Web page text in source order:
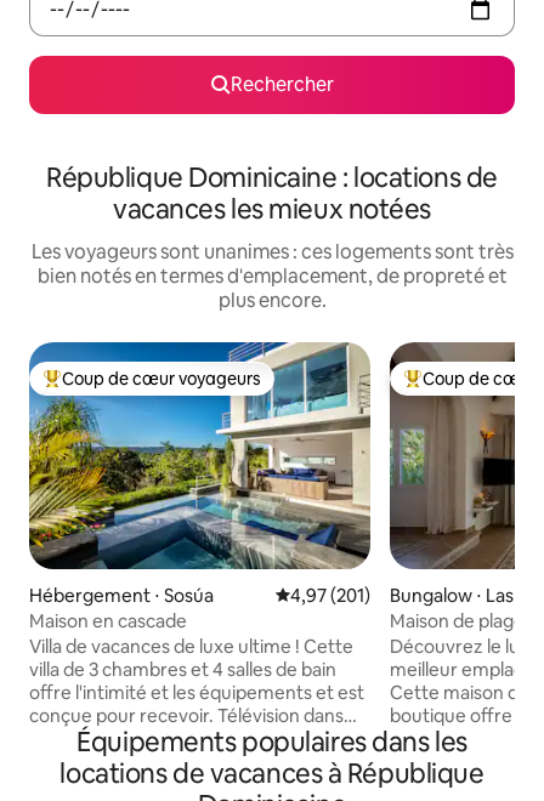
Rechercher
République Dominicaine : locations de
vacances les mieux notées
Les voyageurs sont unanimes : ces logements sont très
bien notés en termes d'emplacement, de propreté et
plus encore.
Coups de cœur voyageurs les plus appréciés
Coup de cœur voyageurs
Hébergement ⋅ Sosúa Évaluation moyenne sur la
4,97 (201)
Maison en cascade
Villa de vacances de luxe ultime ! Cette
villa de 3 chambres et 4 salles de bain
offre l'intimité et les équipements et est
conçue pour recevoir. Télévision dans
chaque pièce. Table de billard, sécurité
24h/24. Profitez d'une vue magnifique
depuis la piscine à débordement et le
Coups de cœur
Coup de cœur
Bungalow ⋅ Las
Maison de plage
en bord de mer !
Découvrez le
meilleur
Cette maison de
boutique offre
en bord de mer,
Conçue pour 1
(max 4), elle allie
Équipements populaires dans les
locations de vacances à République